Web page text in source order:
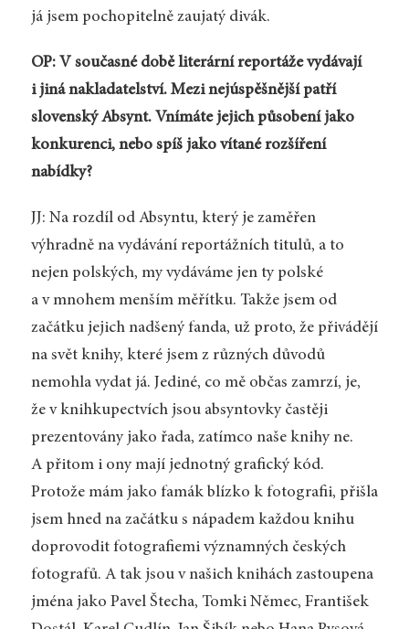
já jsem pochopitelně zaujatý divák.
OP: V současné době literární reportáže vydávají
i jiná nakladatelství. Mezi nejúspěšnější patří
slovenský Absynt. Vnímáte jejich působení jako
konkurenci, nebo spíš jako vítané rozšíření
nabídky?
JJ: Na rozdíl od Absyntu, který je zaměřen
výhradně na vydávání reportážních titulů, a to
nejen polských, my vydáváme jen ty polské
a v mnohem menším měřítku. Takže jsem od
začátku jejich nadšený fanda, už proto, že přivádějí
na svět knihy, které jsem z různých důvodů
nemohla vydat já. Jediné, co mě občas zamrzí, je,
že v knihkupectvích jsou absyntovky častěji
prezentovány jako řada, zatímco naše knihy ne.
A přitom i ony mají jednotný grafický kód.
Protože mám jako famák blízko k fotografii, přišla
jsem hned na začátku s nápadem každou knihu
doprovodit fotografiemi významných českých
fotografů. A tak jsou v našich knihách zastoupena
jména jako Pavel Štecha, Tomki Němec, František